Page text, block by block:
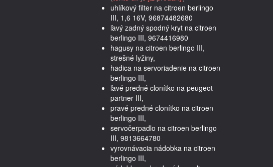
uhlíkový filter na citroen berlingo
III, 1,6 16V, 96874482680
ľavý zadný spodný kryt na citroen
berlingo III, 9674416980
hagusy na citroen berlingo III,
strešné lyžiny,
hadica na servoriadenie na citroen
berlingo III,
ľavé predné clonítko na peugeot
partner III,
pravé predné clonítko na citroen
berlingo III,
servočerpadlo na citroen berlingo
III, 9813664780
vyrovnávacia nádobka na citroen
berlingo III,